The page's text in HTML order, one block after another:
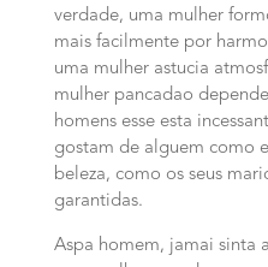
verdade, uma mulher
mais facilmente por
uma mulher astucia
mulher pancadao
homens esse esta
gostam de alguem como
beleza, como os seus
garantidas.
Aspa homem, jamai sinta